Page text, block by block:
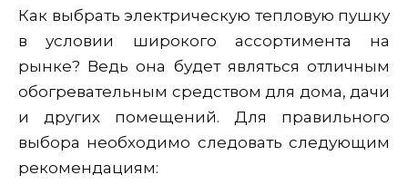
Как выбрать электрическую тепловую пушку
в условии широкого ассортимента на
рынке? Ведь она будет являться отличным
обогревательным средством для дома, дачи
и других помещений. Для правильного
выбора необходимо следовать следующим
рекомендациям: